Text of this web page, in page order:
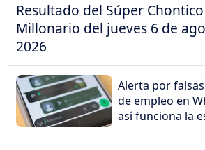
Resultado del Súper Chontico
Millonario del jueves 6 de
2026
Alerta por
de empleo en
así funciona la